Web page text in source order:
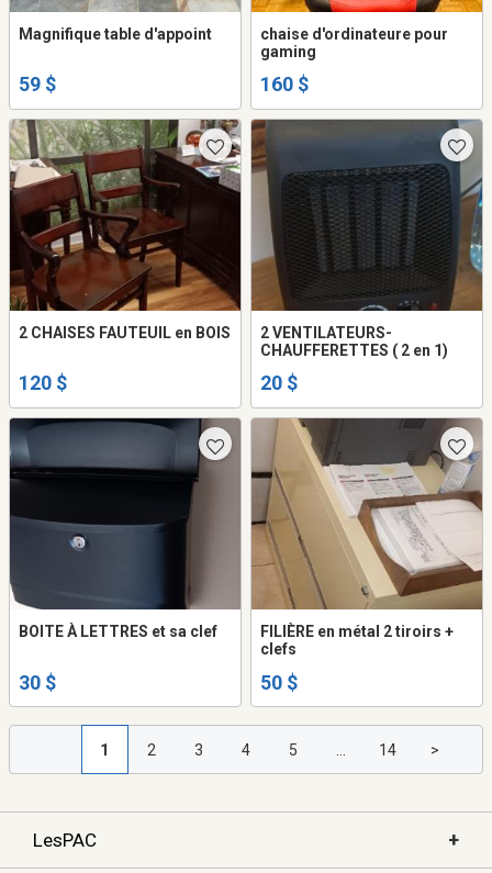
Magnifique table d'appoint
59 $
chaise d'ordinateure pour
gaming
160 $
2 CHAISES FAUTEUIL en BOIS
120 $
2 VENTILATEURS-
CHAUFFERETTES ( 2 en 1)
20 $
BOITE À LETTRES et sa clef
30 $
FILIÈRE en métal 2 tiroirs +
clefs
50 $
1 2 3 4 5 14 >
LesPAC +